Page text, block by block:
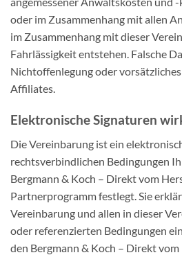
oder im Zusammenhang mit allen
im Zusammenhang mit dieser
Fahrlässigkeit entstehen. Falsche
Nichtoffenlegung oder
Affiliates.
Elektronische Signaturen
Die Vereinbarung ist ein
rechtsverbindlichen Bedingungen
Bergmann & Koch – Direkt vom
Partnerprogramm festlegt. Sie
Vereinbarung und allen in dieser
oder referenzierten Bedingungen
den Bergmann & Koch – Direkt